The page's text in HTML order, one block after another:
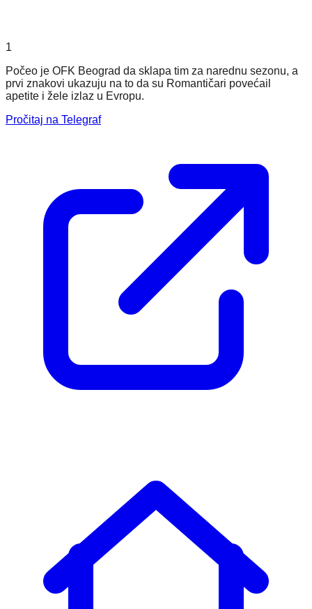
1
Počeo je OFK Beograd da sklapa tim za narednu sezonu, a
prvi znakovi ukazuju na to da su Romantičari povećail
apetite i žele izlaz u Evropu.
Pročitaj na Telegraf